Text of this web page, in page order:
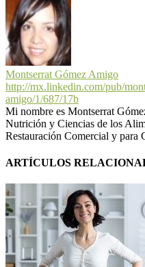
Montserrat Gómez Amigo
http://mx.linkedin.com/pub/
amigo/1/687/17b
Mi nombre es Montserrat
Nutrición y Ciencias de los
Restauración Comercial y para
ARTÍCULOS